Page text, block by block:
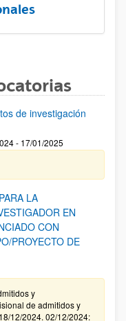
de investigación
- 17/01/2025
LA
EN
CON
PROYECTO DE
y
de admitidos y
12/2024. 02/12/2024: